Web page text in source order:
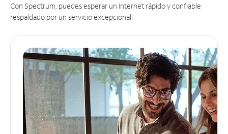
Con Spectrum, puedes esperar un Internet rápido y confiable
respaldado por un servicio excepcional.